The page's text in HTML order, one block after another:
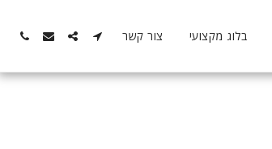
בלוג מקצועי צור קשר